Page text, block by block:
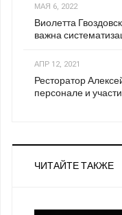
МАЯ 6, 2022
Виолетта
важна
АПР 12, 2021
Ресторатор
персонале и
ЧИТАЙТЕ ТАКЖЕ